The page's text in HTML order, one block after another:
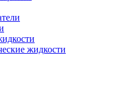
жидкости